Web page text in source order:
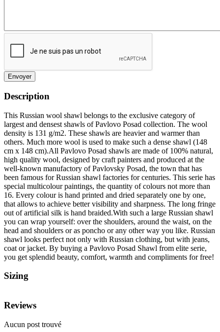
Envoyer
Description
This Russian wool shawl belongs to the exclusive category of
largest and densest shawls of Pavlovo Posad collection. The wool
density is 131 g/m2. These shawls are heavier and warmer than
others. Much more wool is used to make such a dense shawl (148
cm x 148 cm).All Pavlovo Posad shawls are made of 100% natural,
high quality wool, designed by craft painters and produced at the
well-known manufactory of Pavlovsky Posad, the town that has
been famous for Russian shawl factories for centuries. This serie has
special multicolour paintings, the quantity of colours not more than
16. Every colour is hand printed and dried separately one by one,
that allows to achieve better visibility and sharpness. The long fringe
out of artificial silk is hand braided.With such a large Russian shawl
you can wrap yourself: over the shoulders, around the waist, on the
head and shoulders or as poncho or any other way you like. Russian
shawl looks perfect not only with Russian clothing, but with jeans,
coat or jacket. By buying a Pavlovo Posad Shawl from elite serie,
you get splendid beauty, comfort, warmth and compliments for free!
Sizing
Reviews
Aucun post trouvé